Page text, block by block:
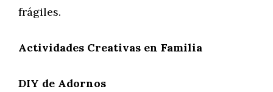
frágiles.
Actividades Creativas en Familia
DIY de Adornos